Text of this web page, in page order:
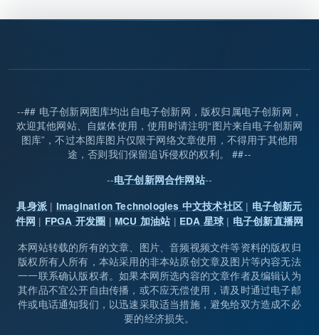
--## 电子创新网图库均出自电子创新网，版权归属电子创新网，
欢迎其他网站、自媒体使用，使用时请注明“图片来自电子创新网
图库”，不过本图库图片仅限于网络文章使用，不得用于其他用
途，否则我们保留追诉侵权的权利。 ##--
--电子创新网合作网站--
具身派 | Imagination Technologies 中文技术社区| 电子创新元
件网 | FPGA 开发圈 | MCU 加油站 | EDA 星球 | 电子创新直播网
本网站转载的所有的文章、图片、音频视频文件等资料的版权归
版权所有人所有，本站采用的非本站原创文章及图片等内容无法
一一联系确认版权者。如果本网所选内容的文章作者及编辑认为
其作品不宜公开自由传播，或不应无偿使用，请及时通过电子邮
件或电话通知我们，以迅速采取适当措施，避免给双方造成不必
要的经济损失。